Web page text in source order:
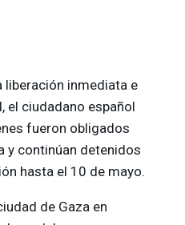
liberación inmediata e
el ciudadano español
fueron obligados
y continúan detenidos
hasta el 10 de mayo.
de Gaza en